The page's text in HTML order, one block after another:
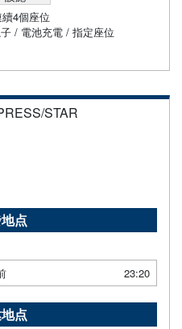
4個座位
/ 電池充電 / 指定座位
STAR
点
23:20
点